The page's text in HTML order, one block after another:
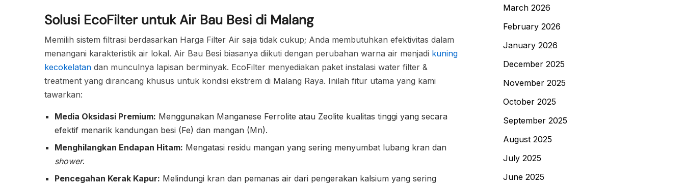
Solusi EcoFilter untuk Air Bau Besi di Malang
Memilih sistem filtrasi berdasarkan Harga Filter Air saja tidak cukup; Anda membutuhkan efektivitas dalam
menangani karakteristik air lokal. Air Bau Besi biasanya diikuti dengan perubahan warna air menjadi kuning
kecokelatan dan munculnya lapisan berminyak. EcoFilter menyediakan paket instalasi water filter &
treatment yang dirancang khusus untuk kondisi ekstrem di Malang Raya. Inilah fitur utama yang kami
tawarkan:
Media Oksidasi Premium: Menggunakan Manganese Ferrolite atau Zeolite kualitas tinggi yang secara
efektif menarik kandungan besi (Fe) dan mangan (Mn).
Menghilangkan Endapan Hitam: Mengatasi residu mangan yang sering menyumbat lubang kran dan
shower.
Pencegahan Kerak Kapur: Melindungi kran dan pemanas air dari pengerakan kalsium yang sering
March 2026
February 2026
January 2026
December 2025
November 2025
October 2025
September 2025
August 2025
July 2025
June 2025